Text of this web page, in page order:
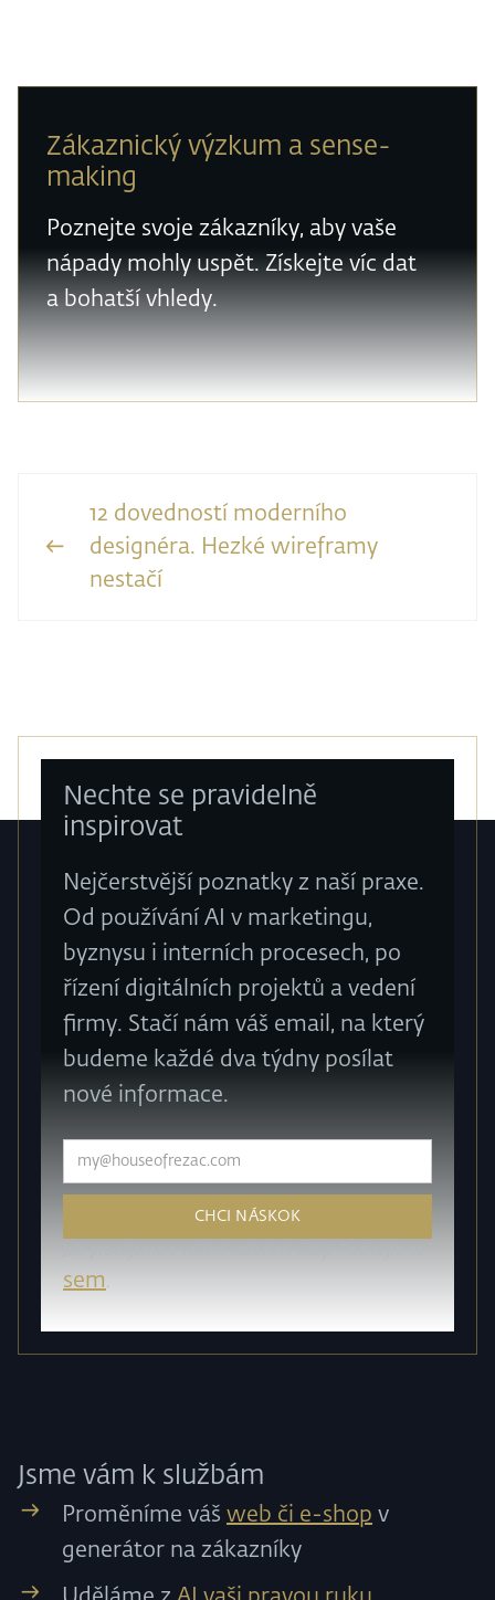
Zákaznický výzkum a sense-
making
Poznejte svoje zákazníky, aby vaše
nápady mohly uspět. Získejte víc dat
a bohatší vhledy.
12 dovedností moderního
designéra. Hezké wireframy
nestačí
Nechte se pravidelně
inspirovat
Nejčerstvější poznatky z naší praxe.
Od používání AI v marketingu,
byznysu i interních procesech, po
řízení digitálních projektů a vedení
firmy. Stačí nám váš email, na který
budeme každé dva týdny posílat
nové informace.
sem
Jsme vám k službám
Proměníme váš web či e-shop v
generátor na zákazníky